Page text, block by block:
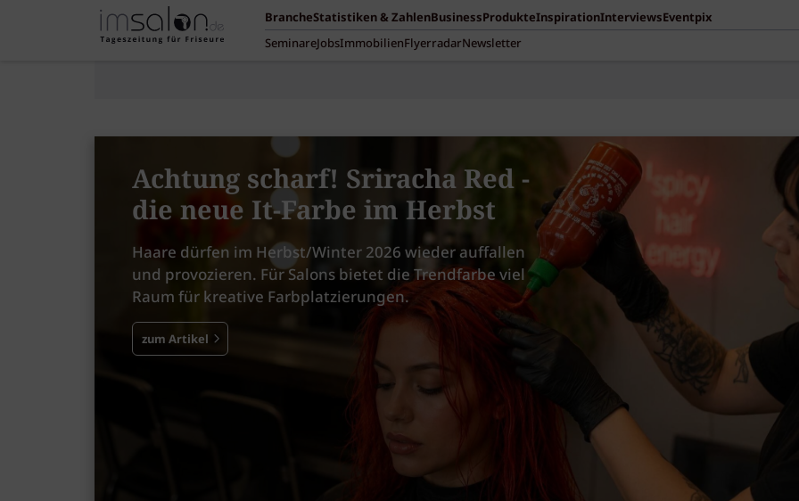
BrancheStatistiken & ZahlenBusinessProdukteInspirationInterviewsEventpix
SeminareJobsImmobilienFlyerradarNewsletter
Achtung scharf! Sriracha Red -
die neue It-Farbe im Herbst
Haare dürfen im Herbst/Winter 2026 wieder auffallen
und provozieren. Für Salons bietet die Trendfarbe viel
Raum für kreative Farbplatzierungen.
zum Artikel